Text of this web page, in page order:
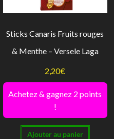
Sticks Canaris Fruits rouges
& Menthe – Versele Laga
2,20€
Achetez & gagnez 2 points
!
Ajouter au panier